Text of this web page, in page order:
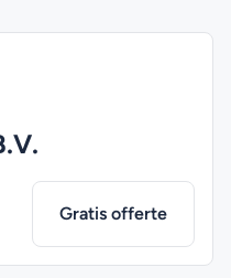
Gratis offerte